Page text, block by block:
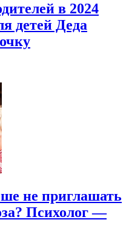
в 2024
детей Деда
не приглашать
Психолог —